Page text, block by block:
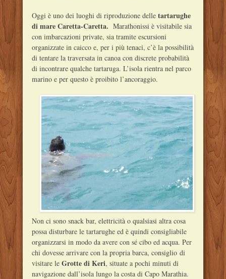
Oggi è uno dei luoghi di riproduzione delle tartarughe
di mare Caretta-Caretta. Marathonissi è visitabile sia
con imbarcazioni private, sia tramite escursioni
organizzate in caicco e, per i più tenaci, c’è la possibilità
di tentare la traversata in canoa con discrete probabilità
di incontrare qualche tartaruga. L’isola rientra nel parco
marino e per questo è proibito l’ancoraggio.
Non ci sono snack bar, elettricità o qualsiasi altra cosa
possa disturbare le tartarughe ed è quindi consigliabile
organizzarsi in modo da avere con sé cibo ed acqua. Per
chi dovesse arrivare con la propria barca, consiglio di
visitare le Grotte di Keri, situate a pochi minuti di
navigazione dall’isola lungo la costa di Capo Marathia.